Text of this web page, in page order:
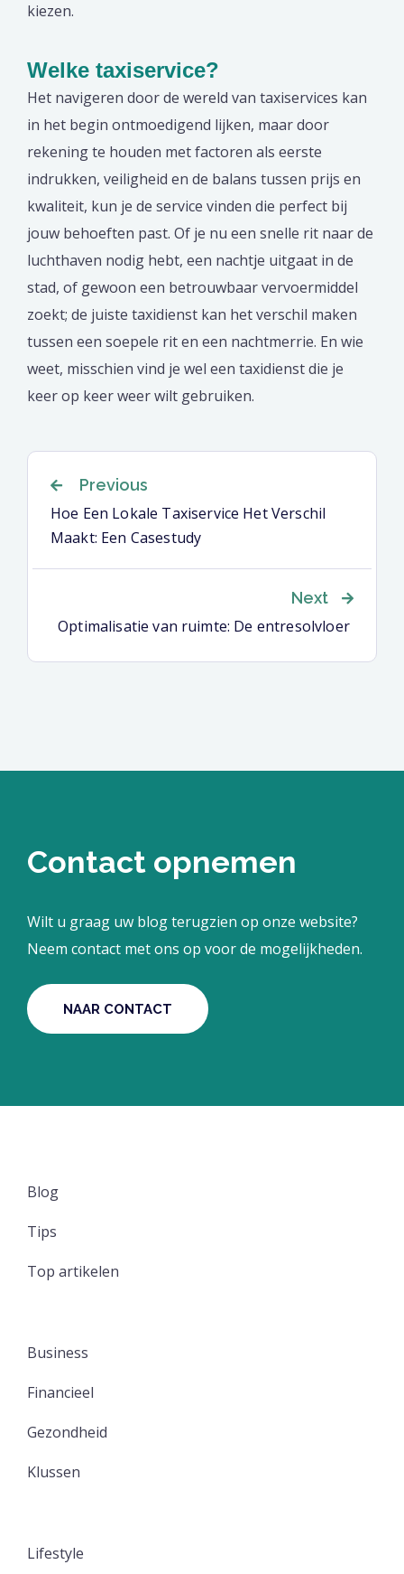
kiezen.
Welke taxiservice?
Het navigeren door de wereld van taxiservices kan
in het begin ontmoedigend lijken, maar door
rekening te houden met factoren als eerste
indrukken, veiligheid en de balans tussen prijs en
kwaliteit, kun je de service vinden die perfect bij
jouw behoeften past. Of je nu een snelle rit naar de
luchthaven nodig hebt, een nachtje uitgaat in de
stad, of gewoon een betrouwbaar vervoermiddel
zoekt; de juiste taxidienst kan het verschil maken
tussen een soepele rit en een nachtmerrie. En wie
weet, misschien vind je wel een taxidienst die je
keer op keer weer wilt gebruiken.
Berichtnavigatie
Previous
Hoe Een Lokale Taxiservice Het Verschil
Maakt: Een Casestudy
Next
Optimalisatie van ruimte: De entresolvloer
Blog
Tips
Top artikelen
Business
Financieel
Gezondheid
Klussen
Lifestyle
Contact opnemen
Wilt u graag uw blog terugzien op onze website?
Neem contact met ons op voor de mogelijkheden.
NAAR CONTACT